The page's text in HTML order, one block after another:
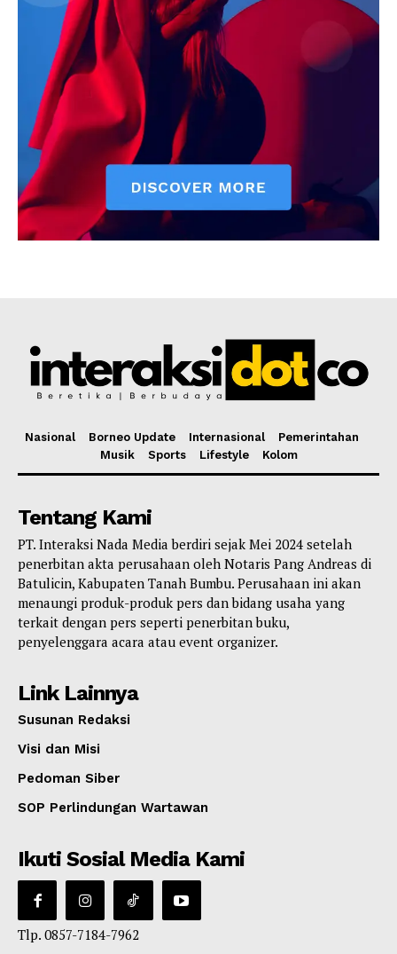
Nasional Borneo Update Internasional
Pemerintahan
Musik
Sports Lifestyle Kolom
Tentang Kami
PT. Interaksi Nada Media berdiri sejak Mei 2024 setelah
penerbitan akta perusahaan oleh Notaris Pang Andreas di
Batulicin, Kabupaten Tanah Bumbu. Perusahaan ini akan
menaungi produk-produk pers dan bidang usaha yang
terkait dengan pers seperti penerbitan buku,
penyelenggara acara atau event organizer.
Link Lainnya
Susunan Redaksi
Visi dan Misi
Pedoman Siber
SOP Perlindungan Wartawan
Ikuti Sosial Media Kami
Tlp. 0857-7184-7962